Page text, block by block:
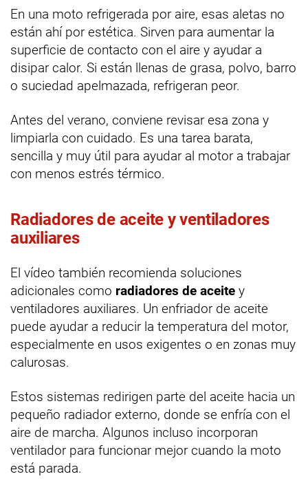
En una moto refrigerada por aire, esas aletas no
están ahí por estética. Sirven para aumentar la
superficie de contacto con el aire y ayudar a
disipar calor. Si están llenas de grasa, polvo, barro
o suciedad apelmazada, refrigeran peor.
Antes del verano, conviene revisar esa zona y
limpiarla con cuidado. Es una tarea barata,
sencilla y muy útil para ayudar al motor a trabajar
con menos estrés térmico.
Radiadores de aceite y ventiladores
auxiliares
El vídeo también recomienda soluciones
adicionales como radiadores de aceite y
ventiladores auxiliares. Un enfriador de aceite
puede ayudar a reducir la temperatura del motor,
especialmente en usos exigentes o en zonas muy
calurosas.
Estos sistemas redirigen parte del aceite hacia un
pequeño radiador externo, donde se enfría con el
aire de marcha. Algunos incluso incorporan
ventilador para funcionar mejor cuando la moto
está parada.